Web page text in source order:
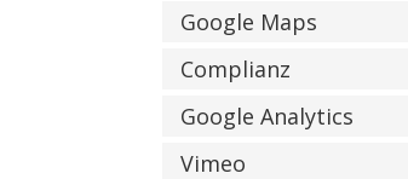
Google Maps
Complianz
Google Analytics
Vimeo